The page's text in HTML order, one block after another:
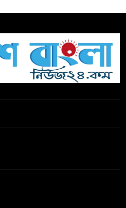
অশালীন কনটেন্ট ও অনলাইন
হয়রানির অভিযোগে ব্রাহ্মণবাড়িয়ায়
ঈদুল আজহা উপলক্ষে